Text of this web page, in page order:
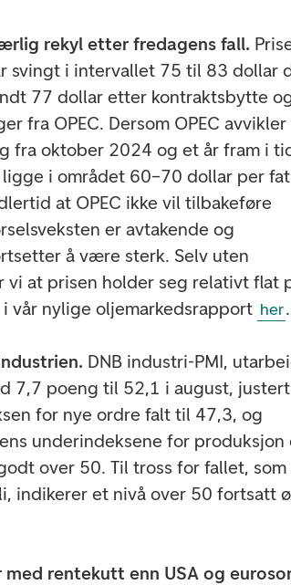
rekyl etter fredagens fall.
svingt i intervallet 75 til 83 dollar
77 dollar etter kontraktsbytte
fra OPEC. Dersom OPEC
fra oktober 2024 og et år fram i
i området 60–70 dollar per
at OPEC ikke vil tilbakeføre
er avtakende og
å være sterk. Selv uten
at prisen holder seg relativt flat
vår nylige oljemarkedsrapport her.
DNB industri-PMI,
7,7 poeng til 52,1 i august,
for nye ordre falt til 47,3, og
underindeksene for produksjon
over 50. Til tross for fallet, som
indikerer et nivå over 50 fortsatt
rentekutt enn USA og